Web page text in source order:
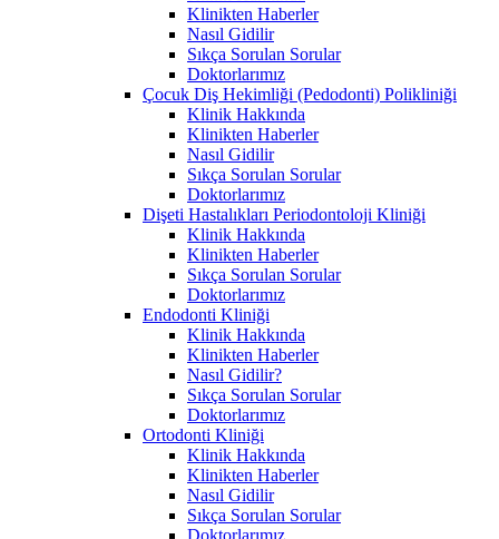
Klinikten Haberler
Nasıl Gidilir
Sıkça Sorulan Sorular
Doktorlarımız
Çocuk Diş Hekimliği (Pedodonti) Polikliniği
Klinik Hakkında
Klinikten Haberler
Nasıl Gidilir
Sıkça Sorulan Sorular
Doktorlarımız
Dişeti Hastalıkları Periodontoloji Kliniği
Klinik Hakkında
Klinikten Haberler
Sıkça Sorulan Sorular
Doktorlarımız
Endodonti Kliniği
Klinik Hakkında
Klinikten Haberler
Nasıl Gidilir?
Sıkça Sorulan Sorular
Doktorlarımız
Ortodonti Kliniği
Klinik Hakkında
Klinikten Haberler
Nasıl Gidilir
Sıkça Sorulan Sorular
Doktorlarımız